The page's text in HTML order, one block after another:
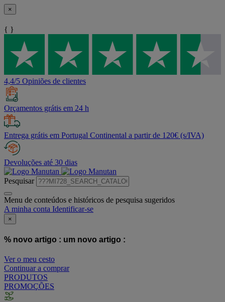
×
{ }
4,4/5 Opiniões de clientes
Orçamentos grátis em 24 h
Entrega grátis em Portugal Continental a partir de 120€ (s/IVA)
Devoluções até 30 dias
Pesquisar
Menu de conteúdos e históricos de pesquisa sugeridos
A minha conta Identificar-se
×
% novo artigo : um novo artigo :
Ver o meu cesto
Continuar a comprar
PRODUTOS
PROMOÇÕES